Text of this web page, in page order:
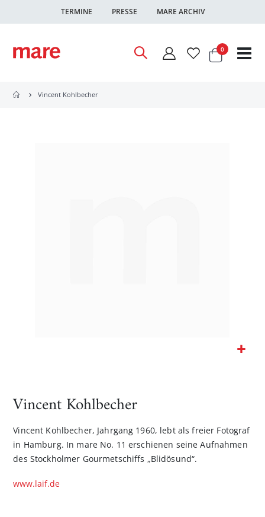
TERMINE PRESSE MARE ARCHIV
Warenkorb
0Artikel
Vincent Kohlbecher
Bildgalerie
Vincent Kohlbecher
Vincent Kohlbecher, Jahrgang 1960, lebt als freier Fotograf
in Hamburg. In mare No. 11 erschienen seine Aufnahmen
des Stockholmer Gourmetschiffs „Blidösund“.
www.laif.de